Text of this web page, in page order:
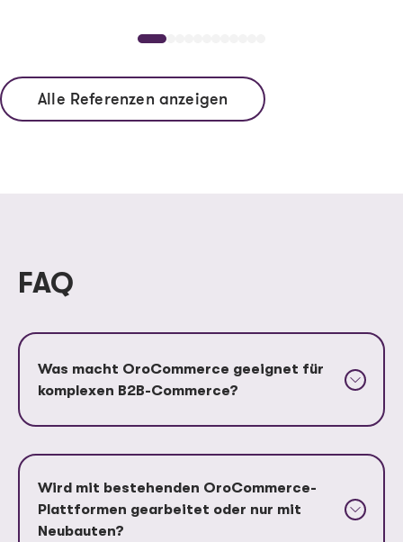
Alle Referenzen anzeigen
FAQ
Was macht OroCommerce geeignet für
komplexen B2B-Commerce?
Wird mit bestehenden OroCommerce-
Plattformen gearbeitet oder nur mit
Neubauten?